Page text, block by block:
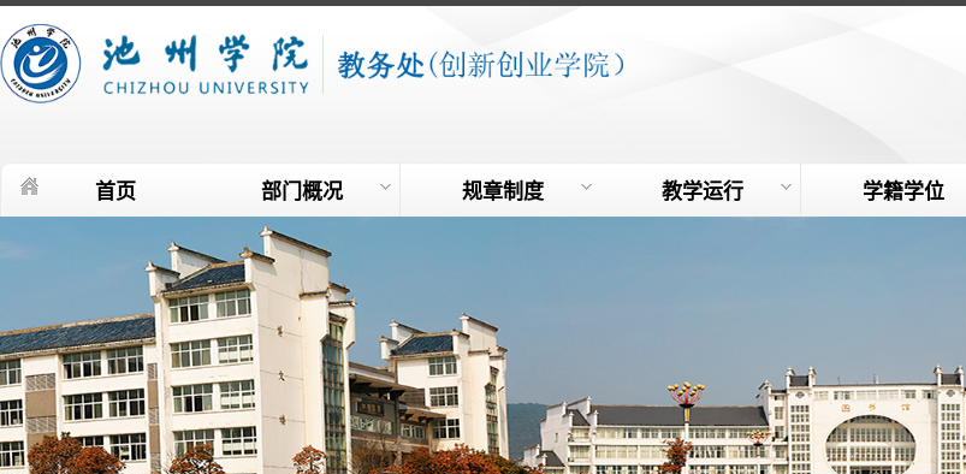
首页 部门概况 规章制度 教学运行 学籍学位